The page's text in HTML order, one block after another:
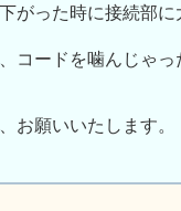
がった時に接続部に
コードを噛んじゃっ
お願いいたします。